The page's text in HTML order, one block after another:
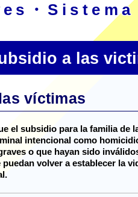
・
a las
víctimas
el subsidio para la familia de
intencional como
o que hayan sido
volver a establecer la